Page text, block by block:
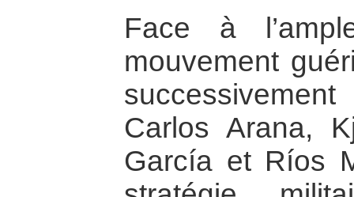
Face à
mouvement
Carlos Arana,
García et Ríos